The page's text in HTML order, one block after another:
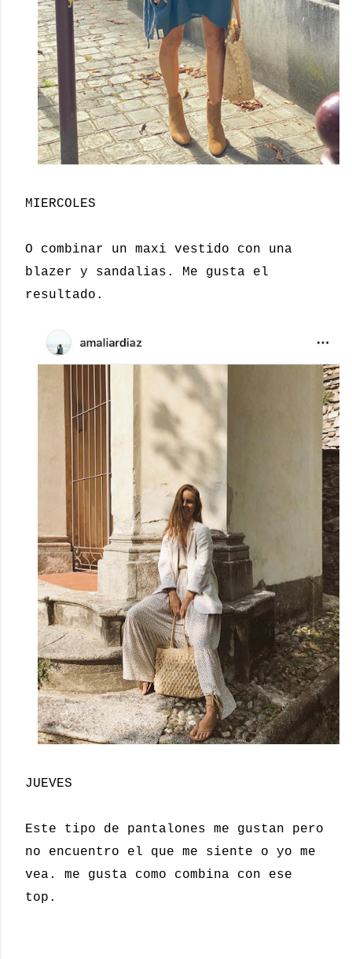
MIERCOLES
O combinar un maxi vestido con una
blazer y sandalias. Me gusta el
resultado.
JUEVES
Este tipo de pantalones me gustan pero
no encuentro el que me siente o yo me
vea. me gusta como combina con ese
top.